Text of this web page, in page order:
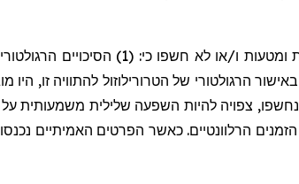
כי: (1) הסיכויים הרגולטוריים של
הרגולטורי של הטרורילוזול
הרלוונטיים. כאשר הפרטים האמיתיים